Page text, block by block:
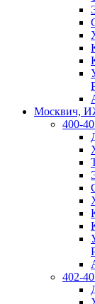
Москвич,
400-
402-